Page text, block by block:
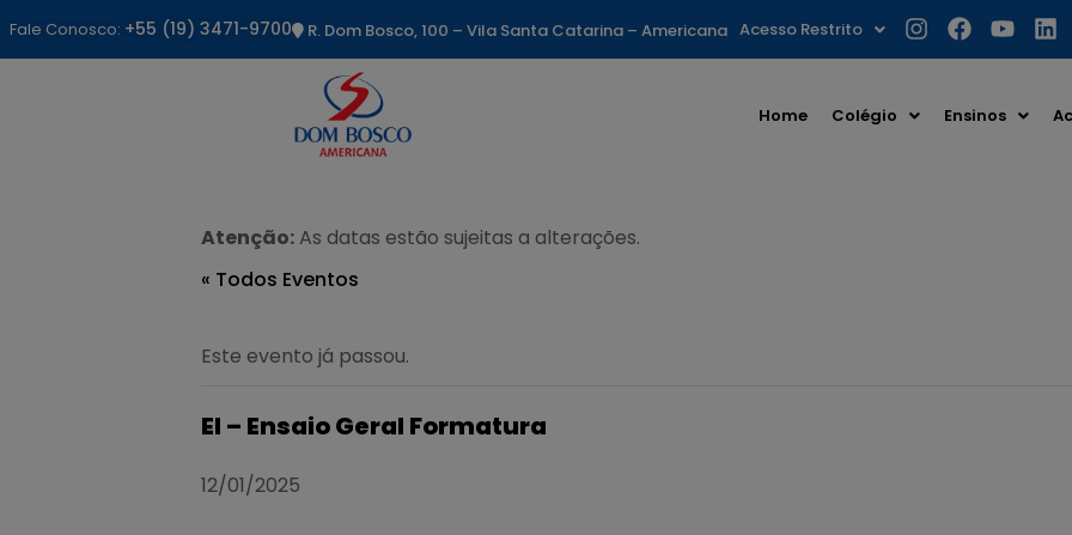
Fale Conosco: +55 (19) 3471-9700 R. Dom Bosco, 100 – Vila Santa Catarina – Americana Acesso Restrito
Home Colégio Ensinos
Atenção:As datas estão sujeitas a alterações.
« Todos Eventos
Este evento já passou.
EI – Ensaio Geral Formatura
12/01/2025